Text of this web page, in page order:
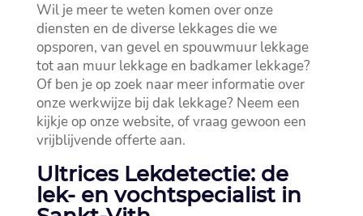
Wil je meer te weten komen over onze
diensten en de diverse lekkages die we
opsporen, van gevel en spouwmuur lekkage
tot aan muur lekkage en badkamer lekkage?
Of ben je op zoek naar meer informatie over
onze werkwijze bij dak lekkage? Neem een
kijkje op onze website, of vraag gewoon een
vrijblijvende offerte aan.​
Ultrices Lekdetectie: de
lek- en vochtspecialist in